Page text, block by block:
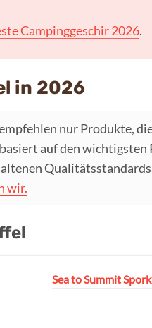
Campinggeschir 2026.
in 2026
nur Produkte,
auf den
wir.
Sea to Summit